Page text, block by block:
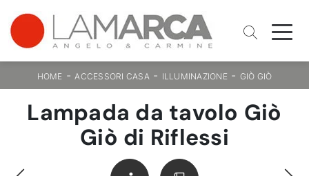
HOME -ACCESSORI CASA- ILLUMINAZIONE - GIÒ GIÒ
Lampada da tavolo Giò
Giò di Riflessi